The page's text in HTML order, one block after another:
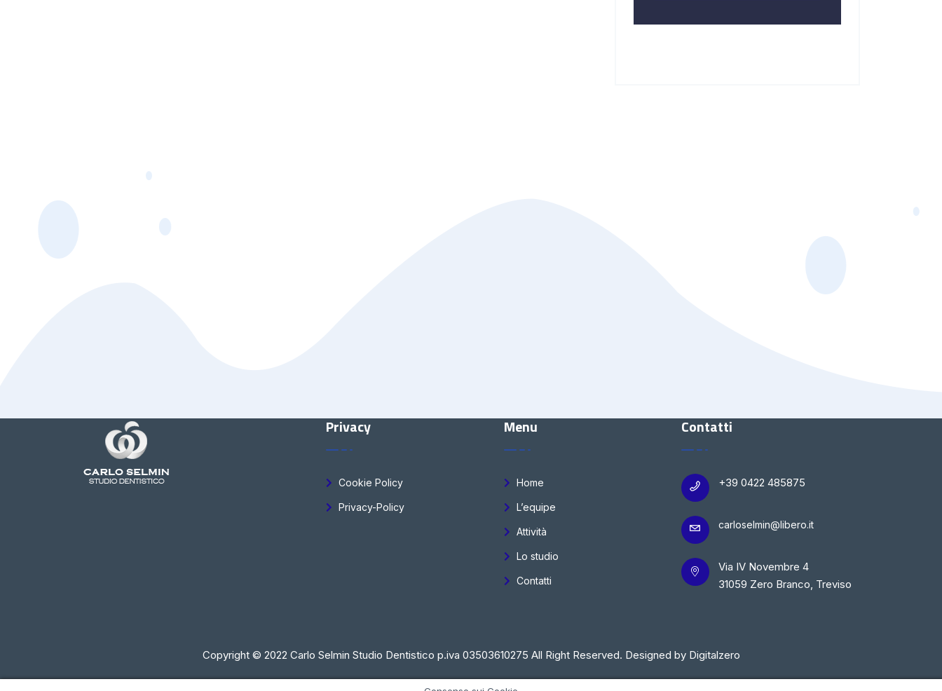
Privacy
Cookie Policy
Privacy-Policy
Menu
Home
L’equipe
Attività
Lo studio
Contatti
Contatti
+39 0422 485875
carloselmin@libero.it
Via IV Novembre 4
31059 Zero Branco, Treviso
Copyright © 2022 Carlo Selmin Studio Dentistico p.iva 03503610275 All Right Reserved. Designed by Digitalzero